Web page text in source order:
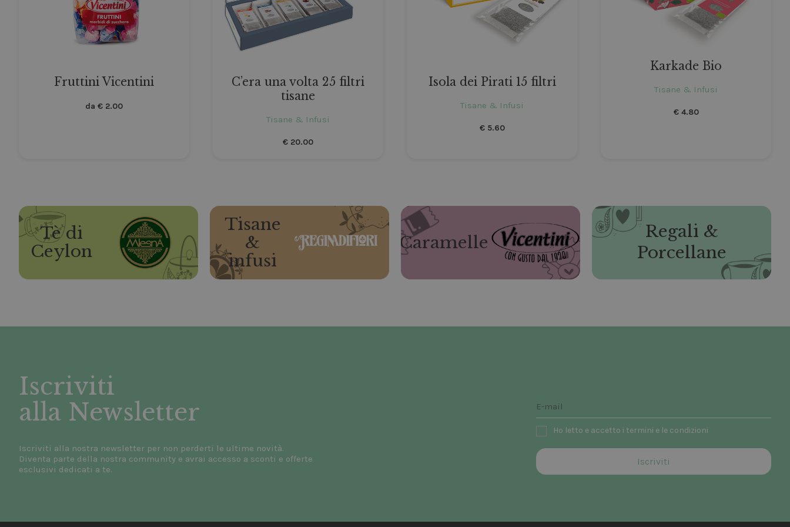
Fruttini Vicentini
da € 2.00
C’era una volta 25 filtri
tisane
Tisane & Infusi
€ 20.00
Isola dei Pirati 15 filtri
Tisane & Infusi
€5.60
Karkade Bio
Tisane & Infusi
€4.80
Tè di
Ceylon
Tisane
&
infusi
Caramelle
Regali &
Porcellane
Iscriviti
alla Newsletter
Iscriviti alla nostra newsletter per non perderti le ultime novità.
Diventa parte della nostra community e avrai accesso a sconti e offerte
esclusivi dedicati a te.
Ho letto e accetto i termini e le condizioni